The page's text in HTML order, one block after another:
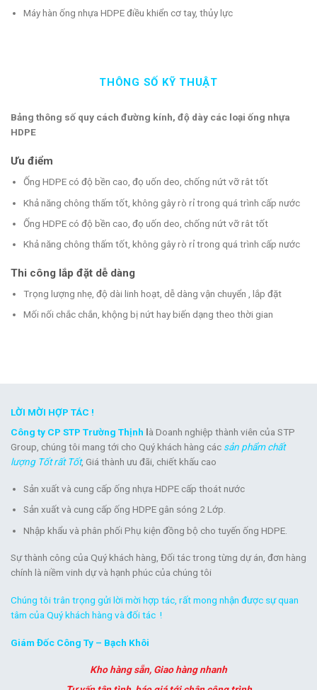
Máy hàn ống nhựa HDPE điều khiển cơ tay, thủy lực
THÔNG SỐ KỸ THUẬT
Bảng thông số quy cách đường kính, độ dày các loại ống nhựa
HDPE
Ưu điểm
Ống HDPE có độ bền cao, đọ uốn deo, chống nứt vỡ rât tốt
Khả năng chông thấm tốt, không gây rò rỉ trong quá trình cấp nước
Ống HDPE có độ bền cao, đọ uốn deo, chống nứt vỡ rât tốt
Khả năng chông thấm tốt, không gây rò rỉ trong quá trình cấp nước
Thi công lắp đặt dễ dàng
Trọng lượng nhẹ, độ dài linh hoạt, dễ dàng vận chuyển , lắp đặt
Mối nối chắc chắn, khộng bị nứt hay biến dạng theo thời gian
LỜI MỜI HỢP TÁC !
Công ty CP STP Trường Thịnh là Doanh nghiệp thành viên của STP
Group, chúng tôi mang tới cho Quý khách hàng các sản phẩm chất
lượng Tốt rất Tốt, Giá thành ưu đãi, chiết khấu cao
Sản xuất và cung cấp ống nhựa HDPE cấp thoát nước
Sản xuất và cung cấp ống HDPE gân sóng 2 Lớp.
Nhập khẩu và phân phối Phụ kiện đồng bộ cho tuyến ống HDPE.
Sự thành công của Quý khách hàng, Đối tác trong từng dự án, đơn hàng
chính là niềm vinh dự và hạnh phúc của chúng tôi
Chúng tôi trân trọng gửi lời mời hợp tác, rất mong nhận được sự quan
tâm của Quý khách hàng và đối tác !
Giám Đốc Công Ty – Bạch Khôi
Kho hàng sẵn, Giao hàng nhanh